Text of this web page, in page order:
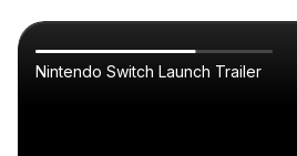
Nintendo Switch Launch Trailer